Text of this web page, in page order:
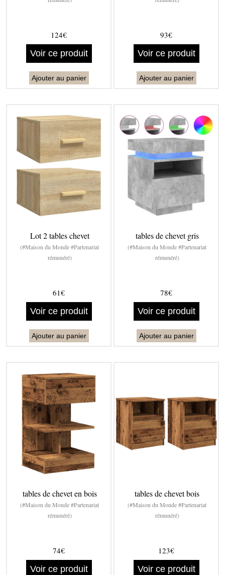
124€
Voir ce produit
Ajouter au panier
93€
Voir ce produit
Ajouter au panier
Lot 2 tables chevet
(#Maison du Monde #Partenariat
rémunéré)
61€
Voir ce produit
Ajouter au panier
tables de chevet gris
(#Maison du Monde #Partenariat
rémunéré)
78€
Voir ce produit
Ajouter au panier
tables de chevet en bois
(#Maison du Monde #Partenariat
rémunéré)
74€
Voir ce produit
tables de chevet bois
(#Maison du Monde #Partenariat
rémunéré)
123€
Voir ce produit